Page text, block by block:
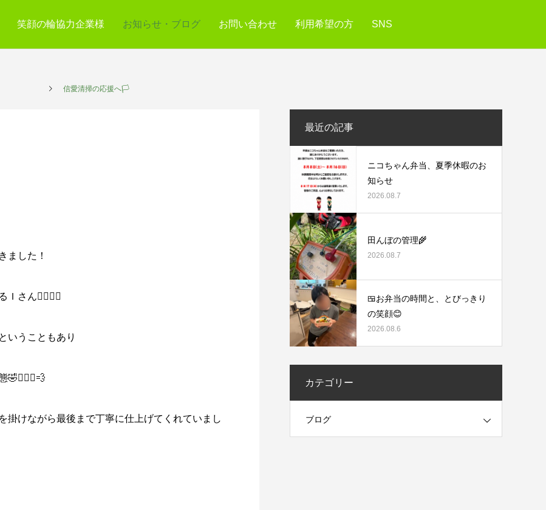
笑顔の輪協力企業様 お知らせ・ブログ お問い合わせ 利用希望の方 SNS
ービス 信愛清掃の応援へ🏳
ました！
さん🙋🏻‍♀️✨
いうこともあり
掛けながら最後まで丁寧に仕上げてくれていまし
最近の記事
ニコちゃん弁当、夏季休暇のお
知らせ
2026.08.7
田んぼの管理🌾
2026.08.7
🍱お弁当の時間と、とびっきり
の笑顔😊
2026.08.6
カテゴリー
ブログ